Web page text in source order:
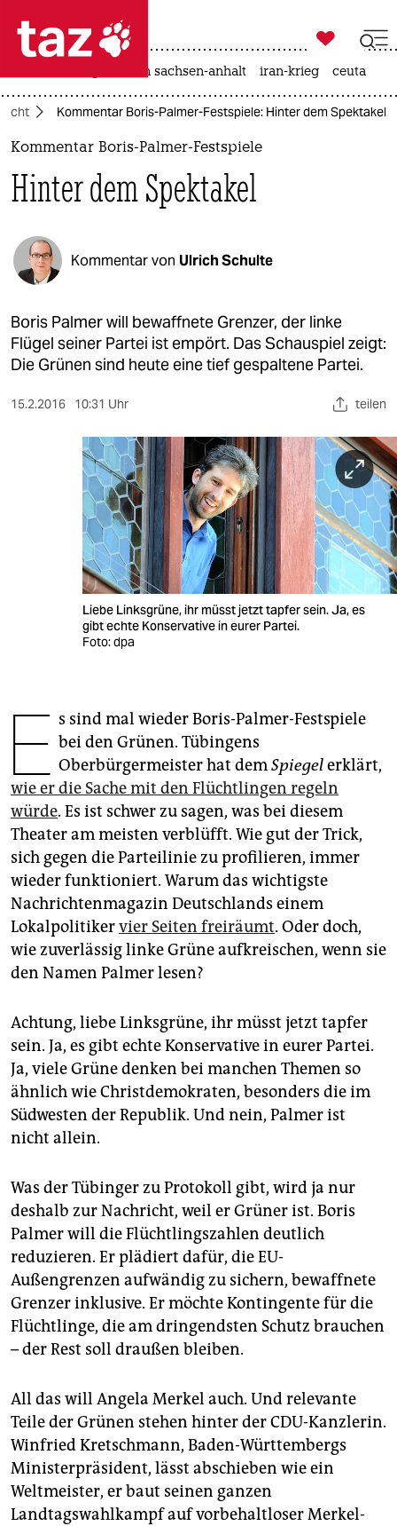
 taz zahl ich
taz zahl ich
politik
öko
gesellschaft
kultur
sport
berlin
wahrheit
veranstaltungen
genossenschaft
epaper login

taz zahl ich
landtagswahl in sachsen-anhalt iran-krieg ceuta
Kommentar Boris-Palmer-Festspiele: Hinter dem Spektakel
Kommentar Boris-Palmer-Festspiele
Hinter dem Spektakel
Kommentar von Ulrich Schulte
Boris Palmer will bewaffnete Grenzer, der linke
Flügel seiner Partei ist empört. Das Schauspiel zeigt:
Die Grünen sind heute eine tief gespaltene Partei.
15.2.2016 10:31 Uhr teilen
Liebe Linksgrüne, ihr müsst jetzt tapfer sein. Ja, es
gibt echte Konservative in eurer Partei.
Foto: dpa
E s sind mal wieder Boris-Palmer-Festspiele
bei den Grünen. Tübingens
Oberbürgermeister hat demSpiegelerklärt,
wie er die Sache mit den Flüchtlingen regeln
würde. Es ist schwer zu sagen, was bei diesem
Theater am meisten verblüfft. Wie gut der Trick,
sich gegen die Parteilinie zu profilieren, immer
wieder funktioniert. Warum das wichtigste
Nachrichtenmagazin Deutschlands einem
Lokalpolitikervier Seiten freiräumt. Oder doch,
wie zuverlässig linke Grüne aufkreischen, wenn sie
den Namen Palmer lesen?
Achtung, liebe Linksgrüne, ihr müsst jetzt tapfer
sein. Ja, es gibt echte Konservative in eurer Partei.
Ja, viele Grüne denken bei manchen Themen so
ähnlich wie Christdemokraten, besonders die im
Südwesten der Republik. Und nein, Palmer ist
nicht allein.
Was der Tübinger zu Protokoll gibt, wird ja nur
deshalb zur Nachricht, weil er Grüner ist. Boris
Palmer will die Flüchtlingszahlen deutlich
reduzieren. Er plädiert dafür, die EU-
Außengrenzen aufwändig zu sichern, bewaffnete
Grenzer inklusive. Er möchte Kontingente für die
Flüchtlinge, die am dringendsten Schutz brauchen
– der Rest soll draußen bleiben.
All das will Angela Merkel auch. Und relevante
Teile der Grünen stehen hinter der CDU-Kanzlerin.
Winfried Kretschmann, Baden-Württembergs
Ministerpräsident, lässt abschieben wie ein
Weltmeister, er baut seinen ganzen
Landtagswahlkampf auf vorbehaltloser Merkel-